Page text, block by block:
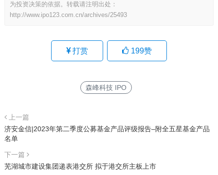
为投资决策的依据。转载请注明出处：
http://www.ipo123.com.cn/archives/25493
打赏 199赞
森峰科技 IPO
上一篇
济安金信|2023年第二季度公募基金产品评级报告–附全五星基金产品
名单
下一篇
芜湖城市建设集团递表港交所 拟于港交所主板上市